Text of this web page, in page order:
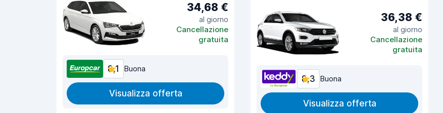
34,68 €
al giorno
Cancellazione
gratuita
8,1 Buona
Visualizza offerta
36,38 €
al giorno
Cancellazione
gratuita
8,3 Buona
Visualizza offerta